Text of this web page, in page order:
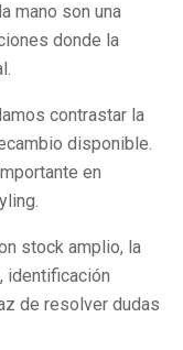
mano son una
donde la
contrastar la
disponible.
en
stock amplio, la
identificación
de resolver dudas